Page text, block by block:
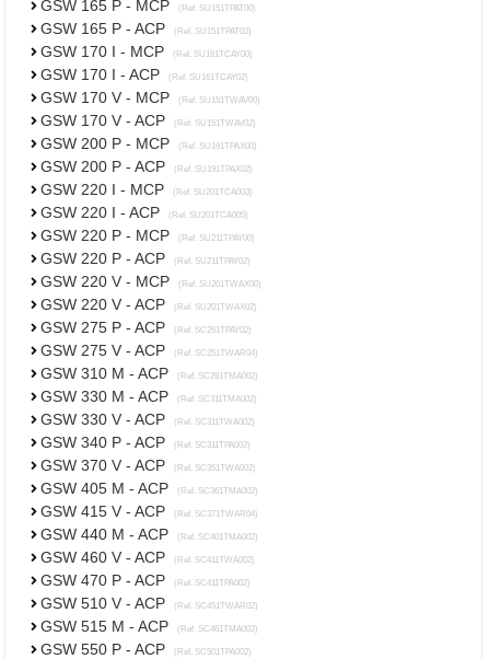
GSW 165 P - MCP (Ref. SU151TPAT00)
GSW 165 P - ACP (Ref. SU151TPAT02)
GSW 170 I - MCP (Ref. SU161TCAY00)
GSW 170 I - ACP (Ref. SU161TCAY02)
GSW 170 V - MCP (Ref. SU151TWAV00)
GSW 170 V - ACP (Ref. SU151TWAV02)
GSW 200 P - MCP (Ref. SU191TPAX00)
GSW 200 P - ACP (Ref. SU191TPAX02)
GSW 220 I - MCP (Ref. SU201TCA003)
GSW 220 I - ACP (Ref. SU201TCA005)
GSW 220 P - MCP (Ref. SU211TPAY00)
GSW 220 P - ACP (Ref. SU211TPAY02)
GSW 220 V - MCP (Ref. SU201TWAX00)
GSW 220 V - ACP (Ref. SU201TWAX02)
GSW 275 P - ACP (Ref. SC261TPAY02)
GSW 275 V - ACP (Ref. SC251TWAR04)
GSW 310 M - ACP (Ref. SC281TMA002)
GSW 330 M - ACP (Ref. SC311TMA002)
GSW 330 V - ACP (Ref. SC311TWA002)
GSW 340 P - ACP (Ref. SC311TPA002)
GSW 370 V - ACP (Ref. SC351TWA002)
GSW 405 M - ACP (Ref. SC361TMA002)
GSW 415 V - ACP (Ref. SC371TWAR04)
GSW 440 M - ACP (Ref. SC401TMA002)
GSW 460 V - ACP (Ref. SC411TWA002)
GSW 470 P - ACP (Ref. SC411TPA002)
GSW 510 V - ACP (Ref. SC451TWAR02)
GSW 515 M - ACP (Ref. SC461TMA002)
GSW 550 P - ACP (Ref. SC501TPA002)